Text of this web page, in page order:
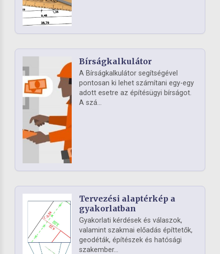
Bírságkalkulátor
A Bírságkalkulátor segítségével
pontosan ki lehet számítani egy-egy
adott esetre az építésügyi bírságot.
A szá...
Tervezési alaptérkép a
gyakorlatban
Gyakorlati kérdések és válaszok,
valamint szakmai előadás építtetők,
geodéták, építészek és hatósági
szakember...